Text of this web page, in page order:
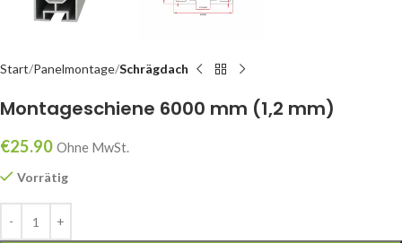
Start Panelmontage Schrägdach
Montageschiene 6000 mm (1,2 mm)
€25.90 Ohne MwSt.
Vorrätig